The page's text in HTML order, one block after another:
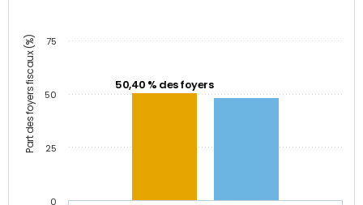
Part des foyers fiscaux (%) 50,40 % des foyers
0
25
50
75